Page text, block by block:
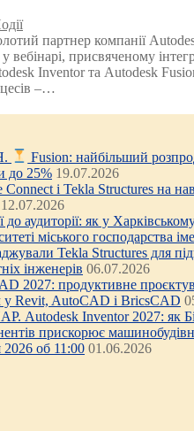
партнер компанії
вебінарі, присвяченому
Inventor та Autodesk
–…
Fusion: найбільший
до 25% 19.07.2026
Connect і Tekla Structures на
12.07.2026
до аудиторії: як у
міського господарства
Tekla Structures для
інженерів 06.07.2026
2027: продуктивне
у Revit, AutoCAD і BricsCAD
Autodesk Inventor 2027: як
прискорює
2026 об 11:00 01.06.2026